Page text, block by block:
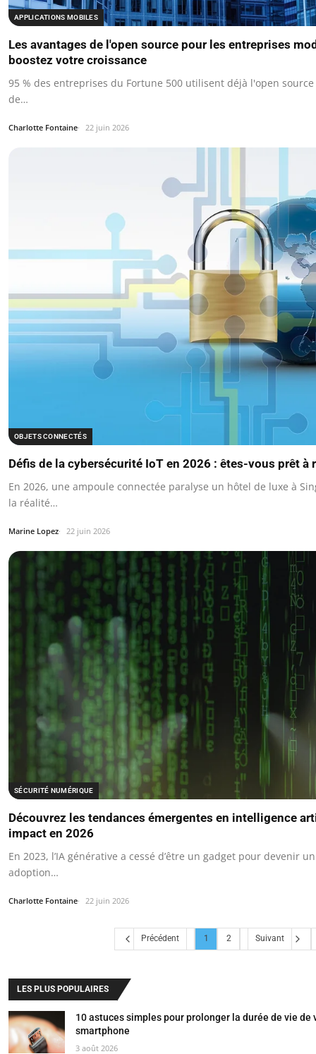
APPLICATIONS MOBILES
Les avantages de l'open source pour les entreprises
boostez votre croissance
95 % des entreprises du Fortune 500 utilisent déjà l'open
de…
Charlotte Fontaine 22 juin 2026
OBJETS CONNECTÉS
Défis de la cybersécurité IoT en 2026 : êtes-vous prêt à
En 2026, une ampoule connectée paralyse un hôtel de luxe à
la réalité…
Marine Lopez 22 juin 2026
SÉCURITÉ NUMÉRIQUE
Découvrez les tendances émergentes en intelligence
impact en 2026
En 2023, l’IA générative a cessé d’être un gadget pour devenir
adoption…
Charlotte Fontaine 22 juin 2026
Précédent 1 2 Suivant
LES PLUS POPULAIRES
10 astuces simples pour prolonger la durée de vie de
smartphone
3 août 2026